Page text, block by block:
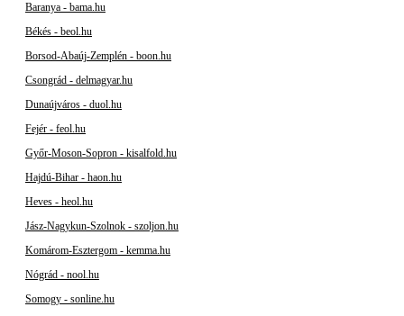
Baranya - bama.hu
Békés - beol.hu
Borsod-Abaúj-Zemplén - boon.hu
Csongrád - delmagyar.hu
Dunaújváros - duol.hu
Fejér - feol.hu
Győr-Moson-Sopron - kisalfold.hu
Hajdú-Bihar - haon.hu
Heves - heol.hu
Jász-Nagykun-Szolnok - szoljon.hu
Komárom-Esztergom - kemma.hu
Nógrád - nool.hu
Somogy - sonline.hu